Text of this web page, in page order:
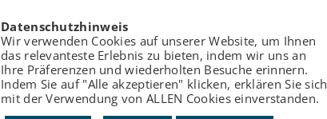
das nicht nur in den Gebäuden! Der
riesige zentrale Platz in der Mitte des
MediaPark ist ein beliebter Treffpunkt für
Groß und Klein sowie Austragungsort
zahlreicher Events.
Datenschutzhinweis
Wir verwenden Cookies auf unserer Website, um Ihnen
das relevanteste Erlebnis zu bieten, indem wir uns an
Ihre Präferenzen und wiederholten Besuche erinnern.
Indem Sie auf "Alle akzeptieren" klicken, erklären Sie sich
mit der Verwendung von ALLEN Cookies einverstanden.